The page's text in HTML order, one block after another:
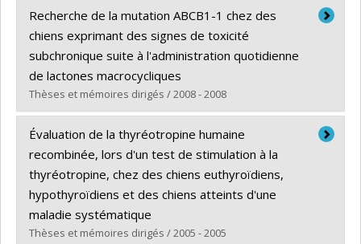
Graduate :Bernardi de Souza, Lucilene
Cycle :Master's
Grade :M. Sc.
Lien vers le document dans Papyrus
Recherche de la mutation ABCB1-1 chez des
chiens exprimant des signes de toxicité
subchronique suite à l'administration quotidienne
de lactones macrocycliques
Thèses et mémoires dirigés / 2008 - 2008
Graduate :Bissonnette, Stéphane
Cycle :Master's
Grade :M. Sc.
Lien vers le document dans Papyrus
Évaluation de la thyréotropine humaine
recombinée, lors d'un test de stimulation à la
thyréotropine, chez des chiens euthyroïdiens,
hypothyroïdiens et des chiens atteints d'une
maladie systématique
Thèses et mémoires dirigés / 2005 - 2005